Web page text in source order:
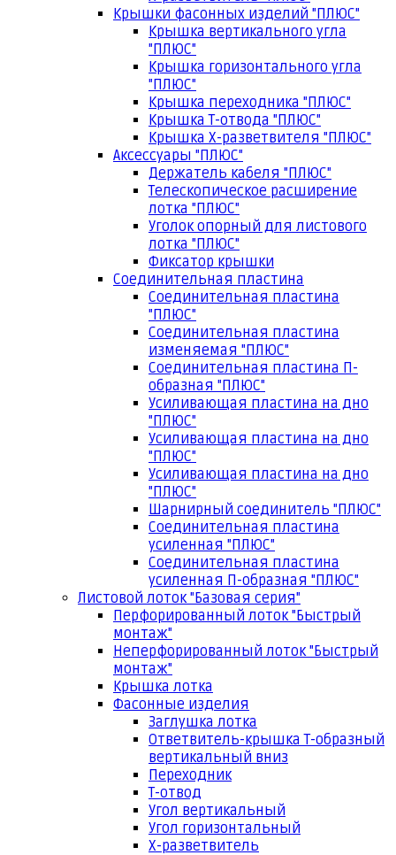
Крышки фасонных изделий "ПЛЮС"
Крышка вертикального угла
"ПЛЮС"
Крышка горизонтального угла
"ПЛЮС"
Крышка переходника "ПЛЮС"
Крышка Т-отвода "ПЛЮС"
Крышка Х-разветвителя "ПЛЮС"
Аксессуары "ПЛЮС"
Держатель кабеля "ПЛЮС"
Телескопическое расширение
лотка "ПЛЮС"
Уголок опорный для листового
лотка "ПЛЮС"
Фиксатор крышки
Соединительная пластина
Соединительная пластина
"ПЛЮС"
Соединительная пластина
изменяемая "ПЛЮС"
Соединительная пластина П-
образная "ПЛЮС"
Усиливающая пластина на дно
"ПЛЮС"
Усиливающая пластина на дно
"ПЛЮС"
Усиливающая пластина на дно
"ПЛЮС"
Шарнирный соединитель "ПЛЮС"
Соединительная пластина
усиленная "ПЛЮС"
Соединительная пластина
усиленная П-образная "ПЛЮС"
Листовой лоток "Базовая серия"
Перфорированный лоток "Быстрый
монтаж"
Неперфорированный лоток "Быстрый
монтаж"
Крышка лотка
Фасонные изделия
Заглушка лотка
Ответвитель-крышка Т-образный
вертикальный вниз
Переходник
Т-отвод
Угол вертикальный
Угол горизонтальный
Х-разветвитель